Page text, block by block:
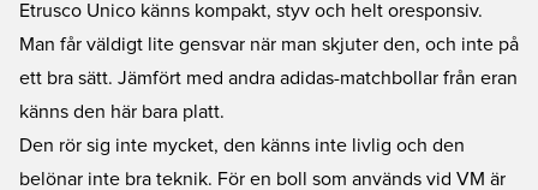
Etrusco Unico känns kompakt, styv och helt oresponsiv.
Man får väldigt lite gensvar när man skjuter den, och inte på
ett bra sätt. Jämfört med andra adidas-matchbollar från eran
känns den här bara platt.
Den rör sig inte mycket, den känns inte livlig och den
belönar inte bra teknik. För en boll som används vid VM är